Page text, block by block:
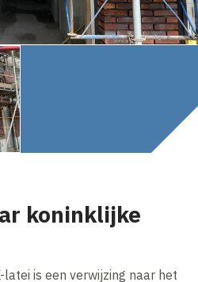
koninklijke
latei is een verwijzing naar het